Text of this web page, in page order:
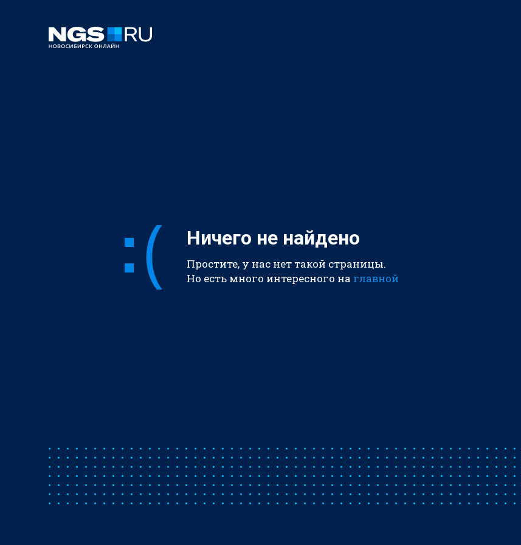
Ничего не найдено
Простите, у нас нет такой страницы.
Но есть много интересного на главной